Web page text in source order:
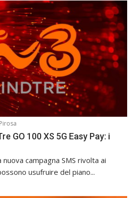
GO 100 XS 5G Easy Pay: i
campagna SMS rivolta ai
usufruire del piano...